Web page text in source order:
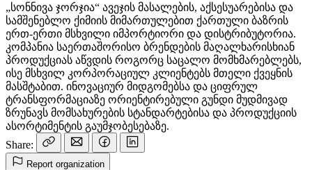
„სონნივა ჯორჯია“ ავეჯის მასალების, აქსესუარებისა და
სამშენებლო ქიმიის მიმართულებით ქართული ბაზრის
ერთ-ერთი მსხვილი იმპორტიორი და დისტრიბუტორია.
კომპანია საერთაშორისო ბრენდების მაღალხარისხიან
პროდუქციას აწვდის როგორც საცალო მომხმარებლებს,
ისე მსხვილ კორპორაციულ კლიენტებს მთელი ქვეყნის
მასშტაბით. ინოვაციურ მიდგომებსა და ციფრულ
ტრანსფორმაციაზე ორიენტირებული გუნდი მუდმივად
ზრუნავს მომსახურების სტანდარტებისა და პროდუქციის
ასორტიმენტის გაუმჯობესებაზე.
Share:
Report organization